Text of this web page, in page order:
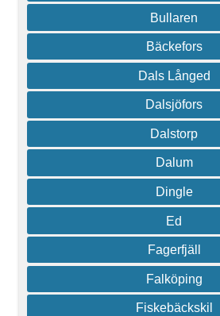
Bullaren
Bäckefors
Dals Långed
Dalsjöfors
Dalstorp
Dalum
Dingle
Ed
Fagerfjäll
Falköping
Fiskebäckskil